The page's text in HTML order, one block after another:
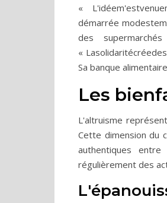
«
démarrée
des
«
Sa banque
Les
L'altruisme
Cette dimension du
authentiques
régulièrement des